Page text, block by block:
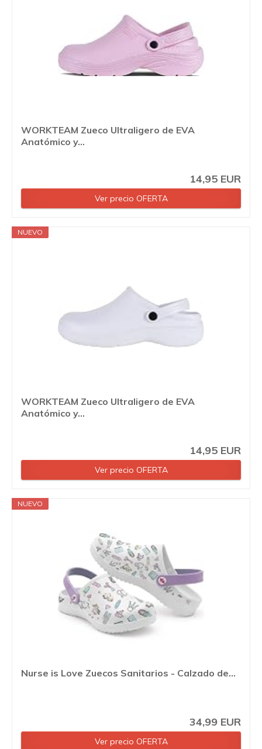
WORKTEAM Zueco Ultraligero de EVA
Anatómico y...
14,95 EUR
Ver precio OFERTA
NUEVO
WORKTEAM Zueco Ultraligero de EVA
Anatómico y...
14,95 EUR
Ver precio OFERTA
NUEVO
Nurse is Love Zuecos Sanitarios - Calzado de...
34,99 EUR
Ver precio OFERTA